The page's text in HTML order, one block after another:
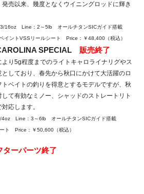
売以来、幾度となくウイニングロッドに輝き
16oz Line：2～5lb オールチタンSICガイド搭載
イントVSSリールシート Price：￥48,400（税込）
SPECIAL 販売終了
り5g程度までのライトキャロライナリグやス
しており、春先から秋口にかけて大活躍のロ
ベイトの釣りを得意とするモデルですが、秋
て有効なミノー、シャッドのストレートリト
応します。
Line：3～6lb オールチタンSICガイド搭載
ト Price：￥50,600（税込）
ターパーツ終了